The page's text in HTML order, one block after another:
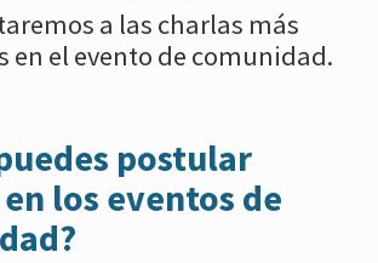
a las charlas más
en el evento de comunidad.
postular
los eventos de